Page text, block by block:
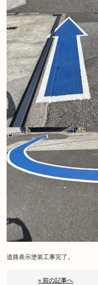
道路表示塗装工事完了。
« 前の記事へ